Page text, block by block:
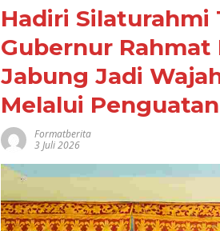
Hadiri Silaturahmi
Gubernur Rahmat
Jabung Jadi
Melalui
Formatberita
3 Juli 2026